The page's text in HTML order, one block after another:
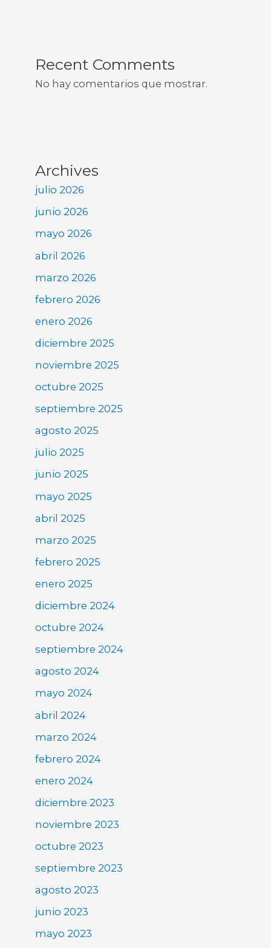
Recent Comments
No hay comentarios que mostrar.
Archives
julio 2026
junio 2026
mayo 2026
abril 2026
marzo 2026
febrero 2026
enero 2026
diciembre 2025
noviembre 2025
octubre 2025
septiembre 2025
agosto 2025
julio 2025
junio 2025
mayo 2025
abril 2025
marzo 2025
febrero 2025
enero 2025
diciembre 2024
octubre 2024
septiembre 2024
agosto 2024
mayo 2024
abril 2024
marzo 2024
febrero 2024
enero 2024
diciembre 2023
noviembre 2023
octubre 2023
septiembre 2023
agosto 2023
junio 2023
mayo 2023